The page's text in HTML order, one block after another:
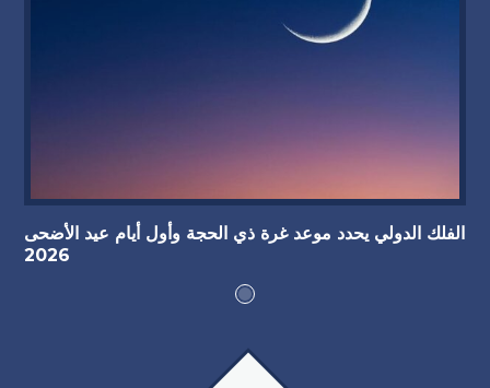
الفلك الدولي يحدد موعد غرة ذي الحجة وأول أيام عيد الأضحى
2026